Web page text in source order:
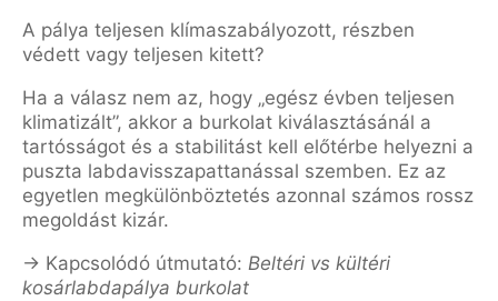
A pálya teljesen klímaszabályozott, részben
védett vagy teljesen kitett?
Ha a válasz nem az, hogy „egész évben teljesen
klimatizált”, akkor a burkolat kiválasztásánál a
tartósságot és a stabilitást kell előtérbe helyezni a
puszta labdavisszapattanással szemben. Ez az
egyetlen megkülönböztetés azonnal számos rossz
megoldást kizár.
→ Kapcsolódó útmutató: Beltéri vs kültéri
kosárlabdapálya burkolat